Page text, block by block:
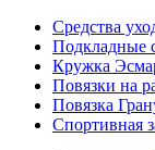
Средства
Подкладные
Кружка
Повязки на
Повязка
Спортивная